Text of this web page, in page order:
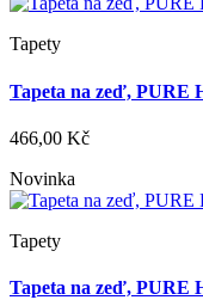
Tapety
Tapeta na zeď, PURE
466,00 Kč
Novinka
Tapety
Tapeta na zeď, PURE